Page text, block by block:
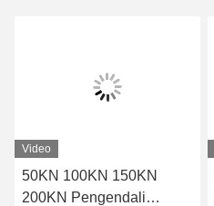
Video
50KN 100KN 150KN
200KN Pengendali